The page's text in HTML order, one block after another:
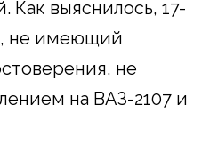
Как выяснилось, 17-
не имеющий
не
на ВАЗ-2107 и